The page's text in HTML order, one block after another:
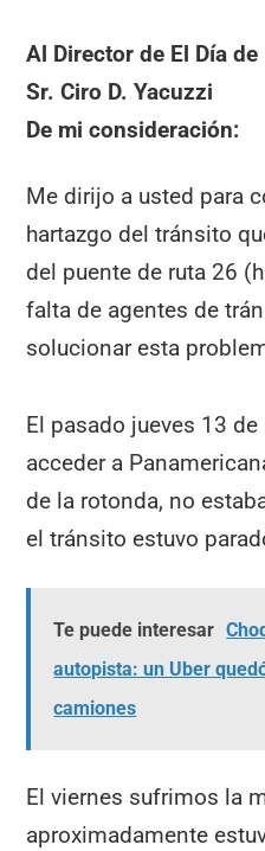
Al Director de El Día de
Sr. Ciro D. Yacuzzi
De mi consideración:
Me dirijo a usted para
hartazgo del tránsito
del puente de ruta 26
falta de agentes de
solucionar esta
El pasado jueves 13
acceder a
de la rotonda, no
el tránsito estuvo
Te puede interesar
autopista: un Uber
camiones
El viernes sufrimos la
aproximadamente